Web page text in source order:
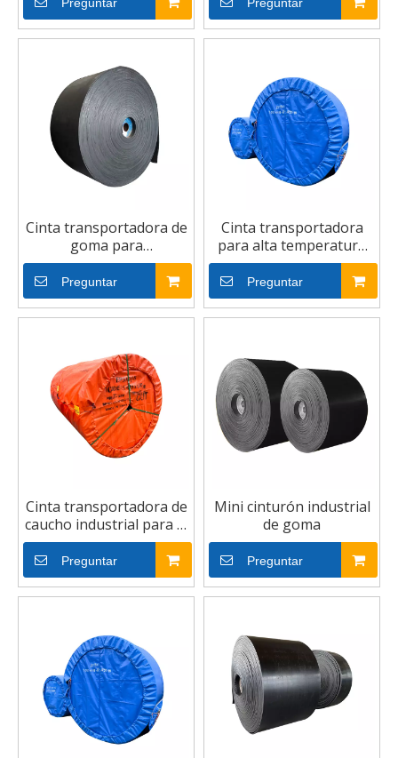
Preguntar Preguntar
Cinta transportadora de
goma para
arena/mina/piedra/trituradora/carbón
Preguntar
Cinta transportadora
para alta temperatura
resistente
Preguntar
Cinta transportadora de
caucho industrial para la
mina de carbón
Preguntar
Mini cinturón industrial
de goma
Preguntar